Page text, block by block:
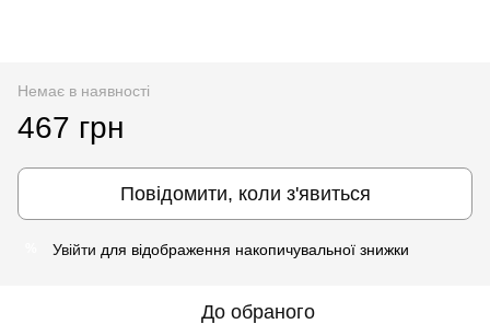
Немає в наявності
467 грн
Повідомити, коли з'явиться
Увійти для відображення накопичувальної знижки
До обраного